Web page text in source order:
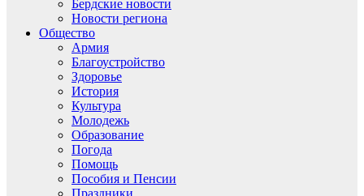
Бердские новости
Новости региона
Общество
Армия
Благоустройство
Здоровье
История
Культура
Молодежь
Образование
Погода
Помощь
Пособия и Пенсии
Праздники